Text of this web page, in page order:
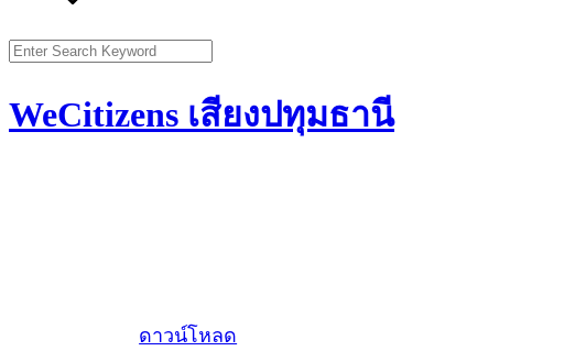
WeCitizens เสียงปทุมธานี
ดาวน์โหลด